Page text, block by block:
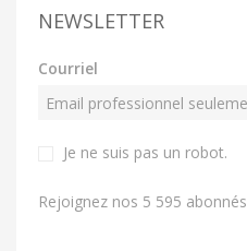
NEWSLETTER
Courriel
Je ne suis pas un robot.
Rejoignez nos 5 595 abonnés